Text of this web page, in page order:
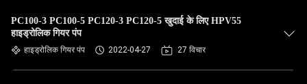
PC100-3 PC100-5 PC120-3 PC120-5 खुदाई के लिए HPV55
हाइड्रोलिक गियर पंप
हाइड्रोलिक गियर पंप 2022-04-27 27 विचार